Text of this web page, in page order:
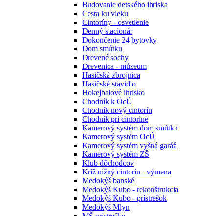
Budovanie detského ihriska
Cesta ku vleku
Cintoríny - osvetlenie
Denný stacionár
Dokončenie 24 bytovky
Dom smútku
Drevené sochy
Drevenica - múzeum
Hasičská zbrojnica
Hasičské stavidlo
Hokejbalové ihrisko
Chodník k OcÚ
Chodník nový cintorín
Chodník pri cintoríne
Kamerový systém dom smútku
Kamerový systém OcÚ
Kamerový systém vyšná garáž
Kamerový systém ZŠ
Klub dôchodcov
Kríž nižný cintorín - výmena
Medokýš banské
Medokýš Kubo - rekonštrukcia
Medokýš Kubo - prístrešok
Medokýš Mlyn